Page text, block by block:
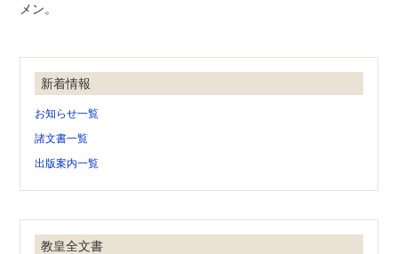
メン。
新着情報
お知らせ一覧
諸文書一覧
出版案内一覧
教皇全文書